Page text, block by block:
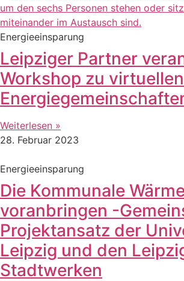
Energieeinsparung
Leipziger Partner
Workshop zu virtuellen
Weiterlesen »
28. Februar 2023
Energieeinsparung
Die Kommunale
voranbringen -
Projektansatz der
Leipzig und den
Stadtwerken